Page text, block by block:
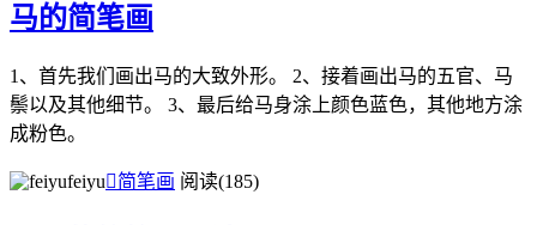
马的简笔画
1、首先我们画出马的大致外形。 2、接着画出马的五官、马
鬃以及其他细节。 3、最后给马身涂上颜色蓝色，其他地方涂
成粉色。
feiyu简笔画 阅读(185)